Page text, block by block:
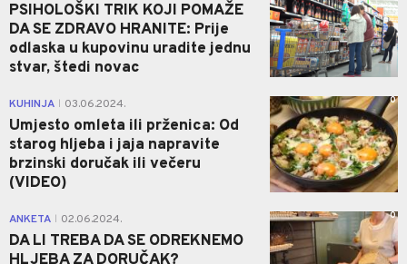
PSIHOLOŠKI TRIK KOJI POMAŽE
DA SE ZDRAVO HRANITE: Prije
odlaska u kupovinu uradite jednu
stvar, štedi novac
KUHINJA 03.06.2024.
Umjesto omleta ili prženica: Od
starog hljeba i jaja napravite
brzinski doručak ili večeru
(VIDEO)
0
ANKETA 02.06.2024.
DA LI TREBA DA SE ODREKNEMO
0